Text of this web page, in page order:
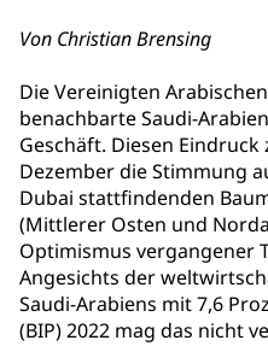
Von Christian Brensing
Die Vereinigten
benachbarte Saudi-
Geschäft. Diesen
Dezember die Stimmung
Dubai stattfindenden
(Mittlerer Osten und
Optimismus vergangener
Angesichts der
Saudi-Arabiens mit 7,6
(BIP) 2022 mag das nicht